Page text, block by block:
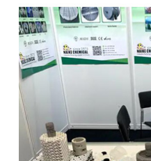
visitent
notre
usine.